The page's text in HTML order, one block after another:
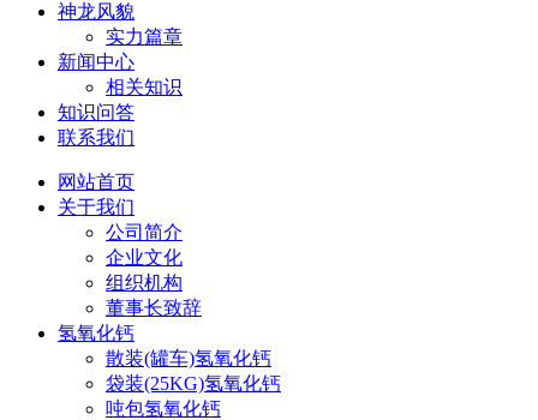
神龙风貌
实力篇章
新闻中心
相关知识
知识问答
联系我们
网站首页
关于我们
公司简介
企业文化
组织机构
董事长致辞
氢氧化钙
散装(罐车)氢氧化钙
袋装(25KG)氢氧化钙
吨包氢氧化钙